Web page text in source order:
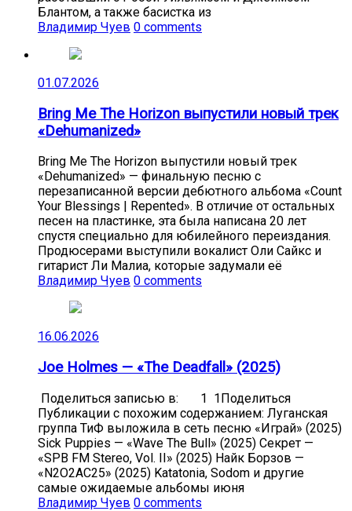
Блантом, а также басистка из
Владимир Чуев 0 comments
01.07.2026
Bring Me The Horizon выпустили новый трек
«Dehumanized»
Bring Me The Horizon выпустили новый трек
«Dehumanized» — финальную песню с
перезаписанной версии дебютного альбома «Count
Your Blessings | Repented». В отличие от остальных
песен на пластинке, эта была написана 20 лет
спустя специально для юбилейного переиздания.
Продюсерами выступили вокалист Оли Сайкс и
гитарист Ли Малиа, которые задумали её
Владимир Чуев 0 comments
16.06.2026
Joe Holmes — «The Deadfall» (2025)
Поделиться записью в: 1 1Поделиться
Публикации с похожим содержанием: Луганская
группа ТиФ выложила в сеть песню «Играй» (2025)
Sick Puppies — «Wave The Bull» (2025) Секрет —
«SPB FM Stereo, Vol. II» (2025) Найк Борзов —
«N2O2AC25» (2025) Katatonia, Sodom и другие
самые ожидаемые альбомы июня
Владимир Чуев 0 comments